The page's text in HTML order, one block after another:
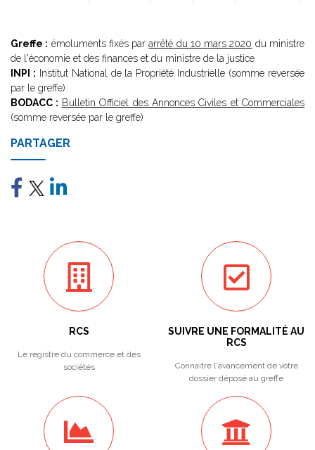
Greffe : émoluments fixés pararrêté du 10 mars 2020 du ministre
de l'économie et des finances et du ministre de la justice
INPI : Institut National de la Propriété Industrielle (somme reversée
par le greffe)
BODACC : Bulletin Officiel des Annonces Civiles et Commerciales
(somme reversée par le greffe)
PARTAGER
RCS
Le registre du commerce et des
sociétés
SUIVRE UNE FORMALITÉ AU
RCS
Connaitre l'avancement de votre
dossier déposé au greffe